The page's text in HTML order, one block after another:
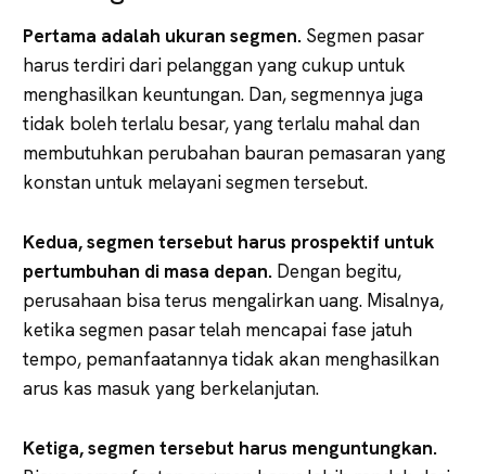
Pertama adalah ukuran segmen. Segmen pasar
harus terdiri dari pelanggan yang cukup untuk
menghasilkan keuntungan. Dan, segmennya juga
tidak boleh terlalu besar, yang terlalu mahal dan
membutuhkan perubahan bauran pemasaran yang
konstan untuk melayani segmen tersebut.
Kedua, segmen tersebut harus prospektif untuk
pertumbuhan di masa depan. Dengan begitu,
perusahaan bisa terus mengalirkan uang. Misalnya,
ketika segmen pasar telah mencapai fase jatuh
tempo, pemanfaatannya tidak akan menghasilkan
arus kas masuk yang berkelanjutan.
Ketiga, segmen tersebut harus menguntungkan.